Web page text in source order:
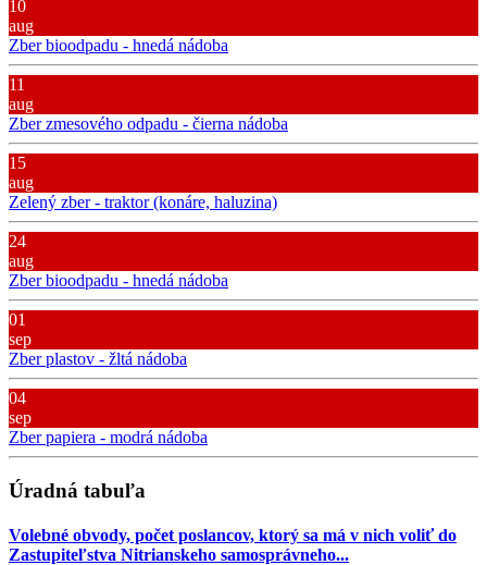
10
aug
Zber bioodpadu - hnedá nádoba
11
aug
Zber zmesového odpadu - čierna nádoba
15
aug
Zelený zber - traktor (konáre, haluzina)
24
aug
Zber bioodpadu - hnedá nádoba
01
sep
Zber plastov - žltá nádoba
04
sep
Zber papiera - modrá nádoba
Úradná tabuľa
Volebné obvody, počet poslancov, ktorý sa má v nich voliť do
Zastupiteľstva Nitrianskeho samosprávneho...